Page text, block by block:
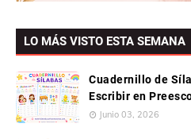
LO MÁS VISTO ESTA SEMANA
Cuadernillo de
Escribir en
Junio 03, 2026